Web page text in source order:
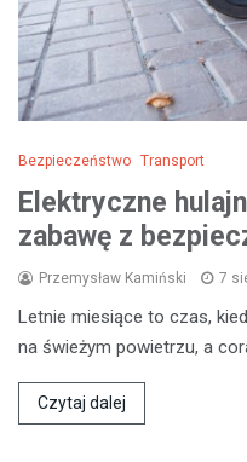
Bezpieczeństwo Transport
Elektryczne
zabawę z
Przemysław Kamiński 7
Letnie miesiące to czas,
na świeżym powietrzu, a
Czytaj dalej